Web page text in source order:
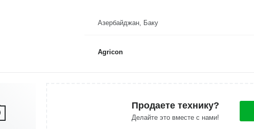
Азербайджан, Баку
Agricon
Продаете технику?
Делайте это вместе с нами!